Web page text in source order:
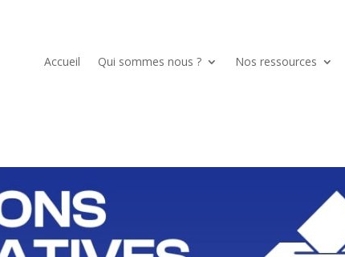
Accueil Qui sommes nous ? Nos ressources